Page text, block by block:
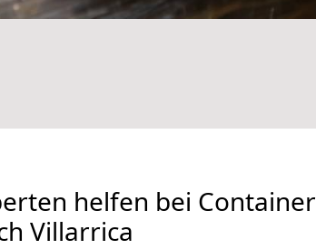
helfen bei Container
Villarrica